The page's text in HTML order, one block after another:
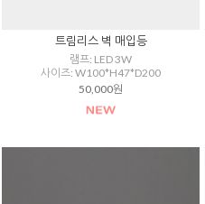
트림리스 벽 매입등
램프: LED 3W
사이즈: W100*H47*D200
50,000원